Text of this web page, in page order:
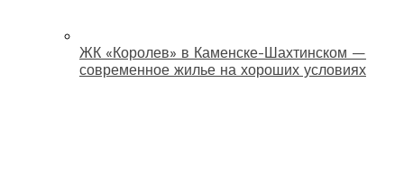
ЖК «Королев» в Каменске-Шахтинском —
современное жилье на хороших условиях